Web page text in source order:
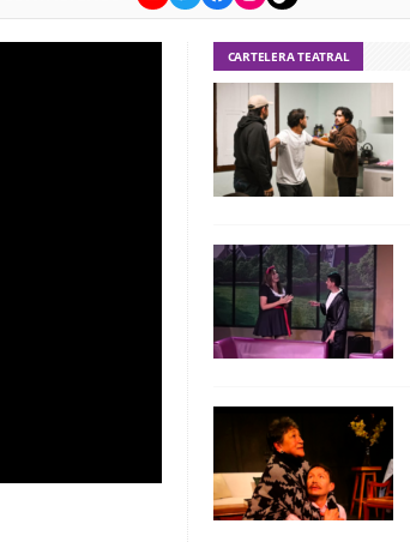
CARTELERA TEATRAL